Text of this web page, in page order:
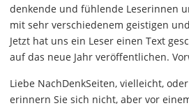
denkende und fühlende Leserinnen
mit sehr verschiedenem geistigen
Jetzt hat uns ein Leser einen Text
auf das neue Jahr veröffentlichen.
Liebe NachDenkSeiten, vielleicht,
erinnern Sie sich nicht, aber vor